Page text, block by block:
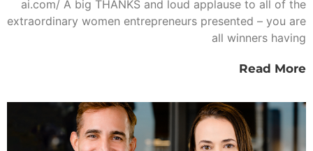
ai.com/ A big THANKS and loud applause to all of the
extraordinary women entrepreneurs presented – you are
all winners having
Read More